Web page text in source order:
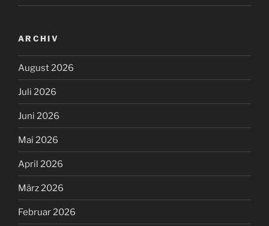
ARCHIV
August 2026
Juli 2026
Juni 2026
Mai 2026
April 2026
März 2026
Februar 2026